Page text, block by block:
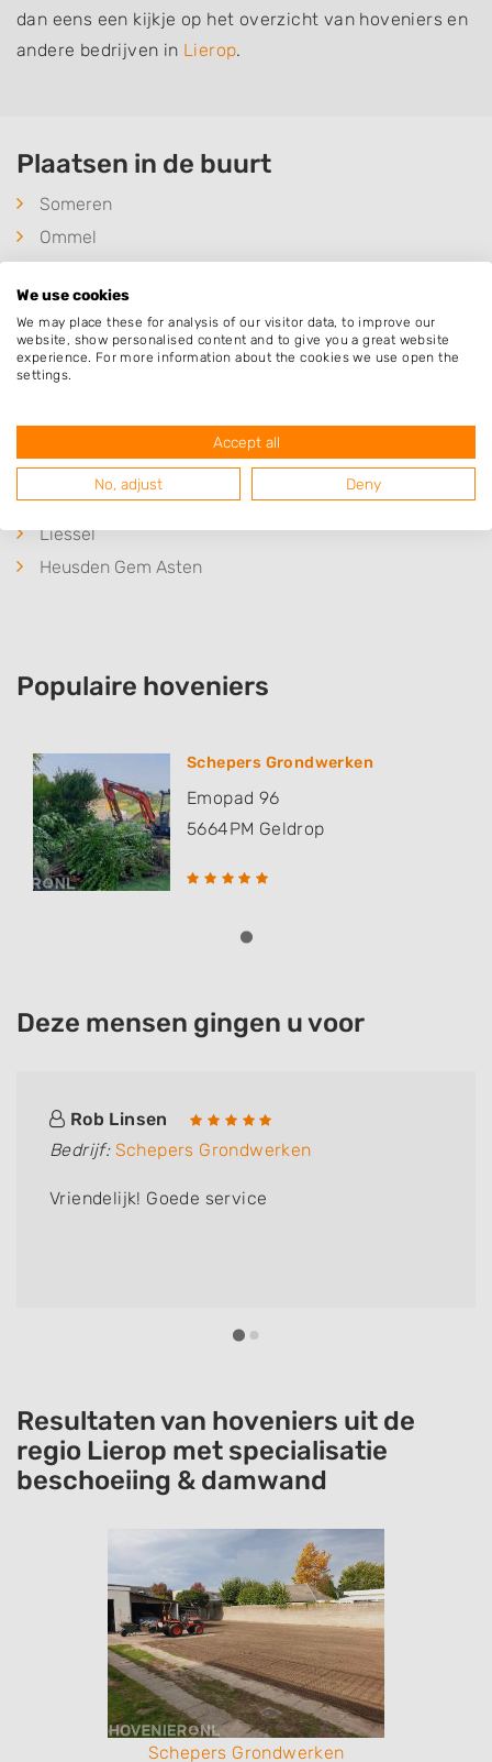
dan eens een kijkje op het overzicht van hoveniers en
andere bedrijven in Lierop.
Plaatsen in de buurt
Someren
Ommel
Mierlo
Vlierden
Helmond
Sterksel
Deurne
Liessel
Heusden Gem Asten
Populaire hoveniers
Schepers Grondwerken
Emopad 96
5664PM Geldrop
Deze mensen gingen u voor
Rob Linsen
Bedrijf: Schepers Grondwerken
Vriendelijk! Goede service
Resultaten van hoveniers uit de
regio Lierop met specialisatie
beschoeiing & damwand
Schepers Grondwerken
We use cookies
We may place these for analysis of our visitor data, to improve our
website, show personalised content and to give you a great website
experience. For more information about the cookies we use open the
settings.
Accept all
No, adjust Deny